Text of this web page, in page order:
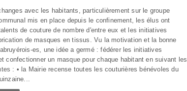
avec les habitants, particulièrement sur le groupe
mis en place depuis le confinement, les élus ont
de couture de nombre d'entre eux et les initiatives
de masques en tissus. Vu la motivation et la bonne
es, une idée a germé : fédérer les initiatives
confectionner un masque pour chaque habitant en suivant les
: • la Mairie recense toutes les couturières bénévoles du